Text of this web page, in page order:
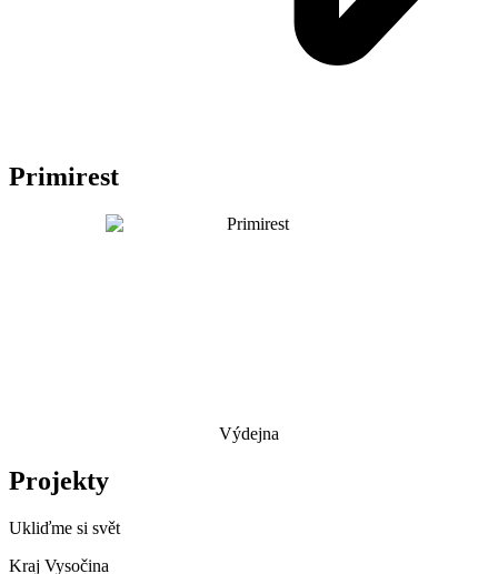
Primirest
Výdejna
Projekty
Ukliďme si svět
Kraj Vysočina